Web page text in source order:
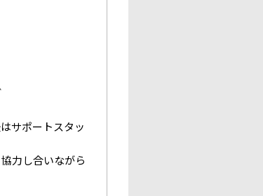
サポートスタッ
力し合いながら